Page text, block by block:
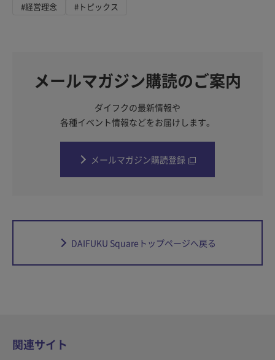
#経営理念 #トピックス
メールマガジン購読のご案内
ダイフクの最新情報や
各種イベント情報などをお届けします。
メールマガジン購読登録
DAIFUKU Squareトップページへ戻る
関連サイト